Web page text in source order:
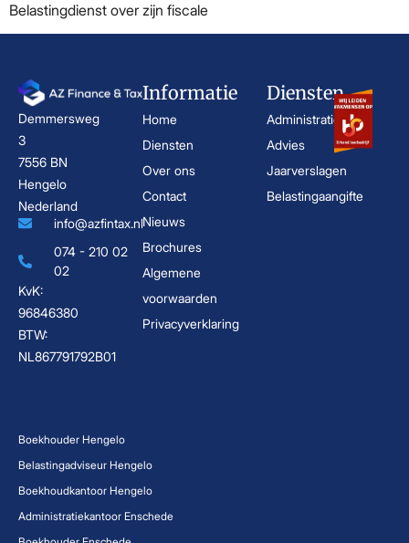
Belastingdienst over zijn fiscale
Demmersweg
3
7556 BN
Hengelo
Nederland
info@azfintax.nl
074 - 210 02
02
KvK:
96846380
BTW:
NL867791792B01
Informatie
Home
Diensten
Over ons
Contact
Nieuws
Brochures
Algemene
voorwaarden
Privacyverklaring
Diensten
Administratie
Advies
Jaarverslagen
Belastingaangifte
Boekhouder Hengelo
Belastingadviseur Hengelo
Boekhoudkantoor Hengelo
Administratiekantoor Enschede